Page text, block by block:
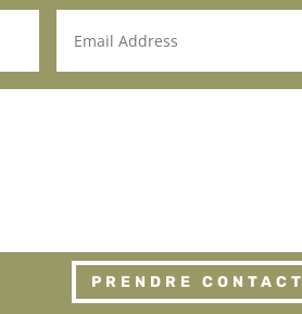
PRENDRE CONTACT